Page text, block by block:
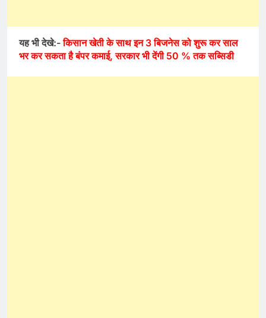
यह भी देखे:-किसान खेती के साथ इन 3 बिजनेस को शुरू कर साल
भर कर सकता है बंपर कमाई, सरकार भी देंगी 50 % तक सब्सिडी